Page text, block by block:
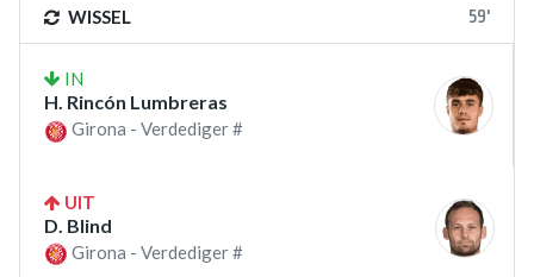
WISSEL 59'
IN
H. Rincón Lumbreras
Girona - Verdediger #
UIT
D. Blind
Girona - Verdediger #